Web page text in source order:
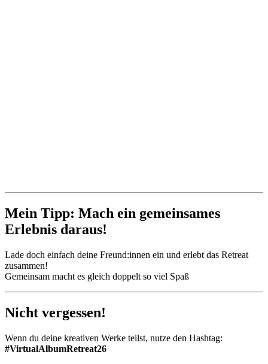
Mein Tipp: Mach ein gemeinsames
Erlebnis daraus!
Lade doch einfach deine Freund:innen ein und erlebt das Retreat
zusammen!
Gemeinsam macht es gleich doppelt so viel Spaß
Nicht vergessen!
Wenn du deine kreativen Werke teilst, nutze den Hashtag:
#VirtualAlbumRetreat26